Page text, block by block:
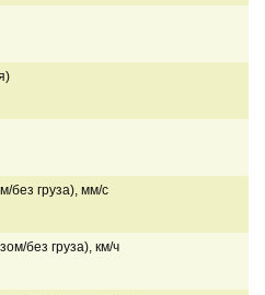
без груза), мм/с
без груза), км/ч